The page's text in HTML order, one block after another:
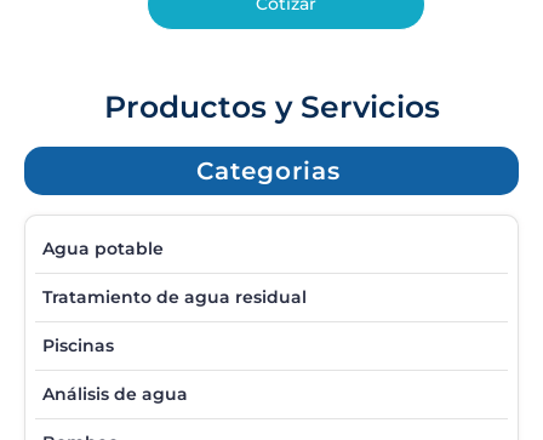
Productos y Servicios
Categorias
Agua potable
Tratamiento de agua residual
Piscinas
Análisis de agua